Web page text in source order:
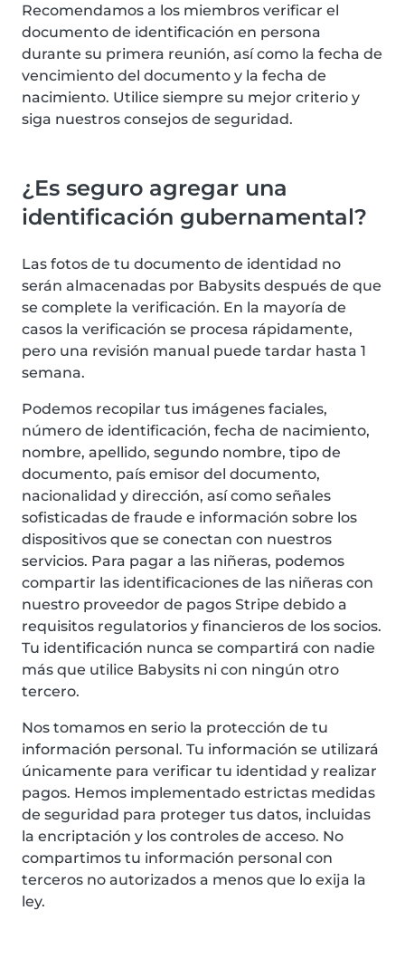
Recomendamos a los miembros verificar el
documento de identificación en persona
durante su primera reunión, así como la fecha de
vencimiento del documento y la fecha de
nacimiento. Utilice siempre su mejor criterio y
siga nuestros consejos de seguridad.
¿Es seguro agregar una
identificación gubernamental?
Las fotos de tu documento de identidad no
serán almacenadas por Babysits después de que
se complete la verificación. En la mayoría de
casos la verificación se procesa rápidamente,
pero una revisión manual puede tardar hasta 1
semana.
Podemos recopilar tus imágenes faciales,
número de identificación, fecha de nacimiento,
nombre, apellido, segundo nombre, tipo de
documento, país emisor del documento,
nacionalidad y dirección, así como señales
sofisticadas de fraude e información sobre los
dispositivos que se conectan con nuestros
servicios. Para pagar a las niñeras, podemos
compartir las identificaciones de las niñeras con
nuestro proveedor de pagos Stripe debido a
requisitos regulatorios y financieros de los socios.
Tu identificación nunca se compartirá con nadie
más que utilice Babysits ni con ningún otro
tercero.
Nos tomamos en serio la protección de tu
información personal. Tu información se utilizará
únicamente para verificar tu identidad y realizar
pagos. Hemos implementado estrictas medidas
de seguridad para proteger tus datos, incluidas
la encriptación y los controles de acceso. No
compartimos tu información personal con
terceros no autorizados a menos que lo exija la
ley.